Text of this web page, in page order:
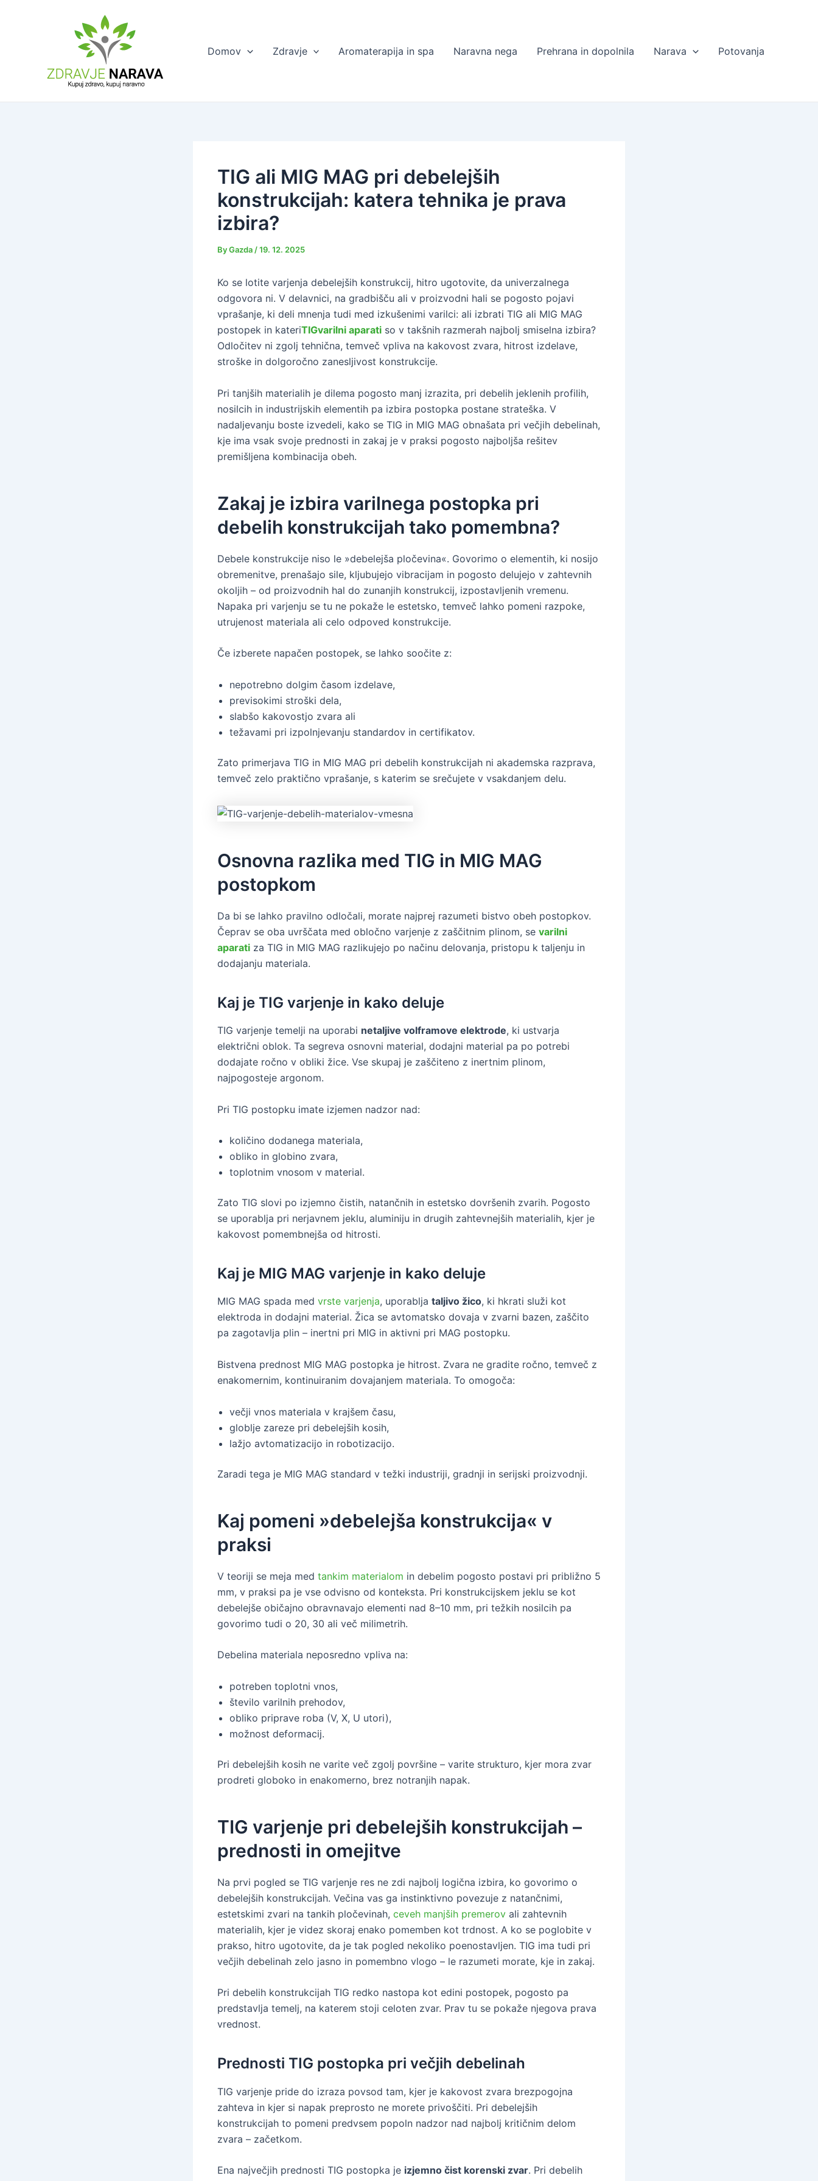
Domov
Zdravje Aromaterapija in spa Naravna nega Prehrana in dopolnila Narava Potovanja
TIG ali MIG MAG pri debelejših
konstrukcijah: katera tehnika je prava
izbira?
ByGazda /19. 12. 2025
Ko se lotite varjenja debelejših konstrukcij, hitro ugotovite, da univerzalnega
odgovora ni. V delavnici, na gradbišču ali v proizvodni hali se pogosto pojavi
vprašanje, ki deli mnenja tudi med izkušenimi varilci: ali izbrati TIG ali MIG MAG
postopek in kateriTIGvarilni aparati so v takšnih razmerah najbolj smiselna izbira?
Odločitev ni zgolj tehnična, temveč vpliva na kakovost zvara, hitrost izdelave,
stroške in dolgoročno zanesljivost konstrukcije.
Pri tanjših materialih je dilema pogosto manj izrazita, pri debelih jeklenih profilih,
nosilcih in industrijskih elementih pa izbira postopka postane strateška. V
nadaljevanju boste izvedeli, kako se TIG in MIG MAG obnašata pri večjih debelinah,
kje ima vsak svoje prednosti in zakaj je v praksi pogosto najboljša rešitev
premišljena kombinacija obeh.
Zakaj je izbira varilnega postopka pri
debelih konstrukcijah tako pomembna?
Debele konstrukcije niso le »debelejša pločevina«. Govorimo o elementih, ki nosijo
obremenitve, prenašajo sile, kljubujejo vibracijam in pogosto delujejo v zahtevnih
okoljih – od proizvodnih hal do zunanjih konstrukcij, izpostavljenih vremenu.
Napaka pri varjenju se tu ne pokaže le estetsko, temveč lahko pomeni razpoke,
utrujenost materiala ali celo odpoved konstrukcije.
Če izberete napačen postopek, se lahko soočite z:
nepotrebno dolgim časom izdelave,
previsokimi stroški dela,
slabšo kakovostjo zvara ali
težavami pri izpolnjevanju standardov in certifikatov.
Zato primerjava TIG in MIG MAG pri debelih konstrukcijah ni akademska razprava,
temveč zelo praktično vprašanje, s katerim se srečujete v vsakdanjem delu.
Osnovna razlika med TIG in MIG MAG
postopkom
Da bi se lahko pravilno odločali, morate najprej razumeti bistvo obeh postopkov.
Čeprav se oba uvrščata med obločno varjenje z zaščitnim plinom, se varilni
aparati za TIG in MIG MAG razlikujejo po načinu delovanja, pristopu k taljenju in
dodajanju materiala.
Kaj je TIG varjenje in kako deluje
TIG varjenje temelji na uporabi netaljive volframove elektrode, ki ustvarja
električni oblok. Ta segreva osnovni material, dodajni material pa po potrebi
dodajate ročno v obliki žice. Vse skupaj je zaščiteno z inertnim plinom,
najpogosteje argonom.
Pri TIG postopku imate izjemen nadzor nad:
količino dodanega materiala,
obliko in globino zvara,
toplotnim vnosom v material.
Zato TIG slovi po izjemno čistih, natančnih in estetsko dovršenih zvarih. Pogosto
se uporablja pri nerjavnem jeklu, aluminiju in drugih zahtevnejših materialih, kjer je
kakovost pomembnejša od hitrosti.
Kaj je MIG MAG varjenje in kako deluje
MIG MAG spada med vrste varjenja, uporablja taljivo žico, ki hkrati služi kot
elektroda in dodajni material. Žica se avtomatsko dovaja v zvarni bazen, zaščito
pa zagotavlja plin – inertni pri MIG in aktivni pri MAG postopku.
Bistvena prednost MIG MAG postopka je hitrost. Zvara ne gradite ročno, temveč z
enakomernim, kontinuiranim dovajanjem materiala. To omogoča:
večji vnos materiala v krajšem času,
globlje zareze pri debelejših kosih,
lažjo avtomatizacijo in robotizacijo.
Zaradi tega je MIG MAG standard v težki industriji, gradnji in serijski proizvodnji.
Kaj pomeni »debelejša konstrukcija« v
praksi
V teoriji se meja med tankim materialom in debelim pogosto postavi pri približno 5
mm, v praksi pa je vse odvisno od konteksta. Pri konstrukcijskem jeklu se kot
debelejše običajno obravnavajo elementi nad 8–10 mm, pri težkih nosilcih pa
govorimo tudi o 20, 30 ali več milimetrih.
Debelina materiala neposredno vpliva na:
potreben toplotni vnos,
število varilnih prehodov,
obliko priprave roba (V, X, U utori),
možnost deformacij.
Pri debelejših kosih ne varite več zgolj površine – varite strukturo, kjer mora zvar
prodreti globoko in enakomerno, brez notranjih napak.
TIG varjenje pri debelejših konstrukcijah –
prednosti in omejitve
Na prvi pogled se TIG varjenje res ne zdi najbolj logična izbira, ko govorimo o
debelejših konstrukcijah. Večina vas ga instinktivno povezuje z natančnimi,
estetskimi zvari na tankih pločevinah, ceveh manjših premerov ali zahtevnih
materialih, kjer je videz skoraj enako pomemben kot trdnost. A ko se poglobite v
prakso, hitro ugotovite, da je tak pogled nekoliko poenostavljen. TIG ima tudi pri
večjih debelinah zelo jasno in pomembno vlogo – le razumeti morate, kje in zakaj.
Pri debelih konstrukcijah TIG redko nastopa kot edini postopek, pogosto pa
predstavlja temelj, na katerem stoji celoten zvar. Prav tu se pokaže njegova prava
vrednost.
Prednosti TIG postopka pri večjih debelinah
TIG varjenje pride do izraza povsod tam, kjer je kakovost zvara brezpogojna
zahteva in kjer si napak preprosto ne morete privoščiti. Pri debelejših
konstrukcijah to pomeni predvsem popoln nadzor nad najbolj kritičnim delom
zvara – začetkom.
Ena največjih prednosti TIG postopka je izjemno čist korenski zvar. Pri debelih